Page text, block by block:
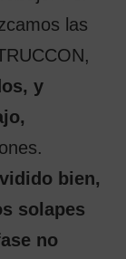
las
y
bien,
solapes
no